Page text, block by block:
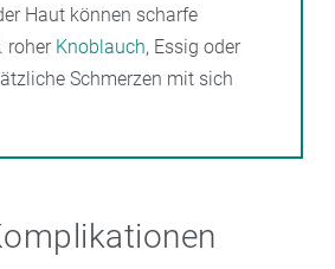
Haut können scharfe
roher Knoblauch, Essig oder
Schmerzen mit sich